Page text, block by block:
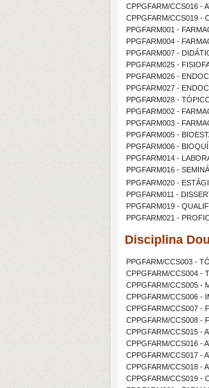
CPPGFARM/CCS016 -
CPPGFARM/CCS019 -
PPGFARM001 -
PPGFARM004 -
PPGFARM007 -
PPGFARM025 -
PPGFARM026 -
PPGFARM027 -
PPGFARM028 -
PPGFARM002 -
PPGFARM003 -
PPGFARM005 -
PPGFARM006 -
PPGFARM014 -
PPGFARM016 -
PPGFARM020 -
PPGFARM011 -
PPGFARM019 -
PPGFARM021 -
Disciplina
PPGFARM/CCS003 -
CPPGFARM/CCS004 -
CPPGFARM/CCS005 -
CPPGFARM/CCS006 -
CPPGFARM/CCS007 -
CPPGFARM/CCS008 -
CPPGFARM/CCS015 -
CPPGFARM/CCS016 -
CPPGFARM/CCS017 -
CPPGFARM/CCS018 -
CPPGFARM/CCS019 -